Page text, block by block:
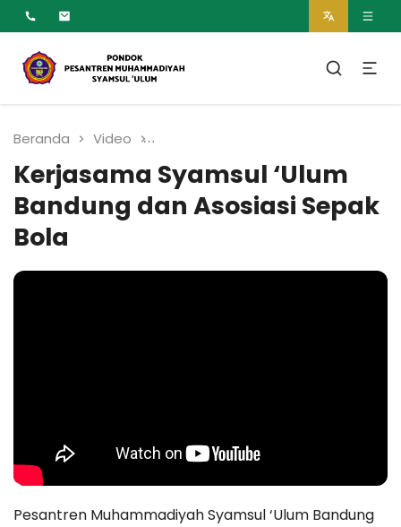
Pesantren Syamsul
Ulum Muhammadiyah
Beranda Video
Kerjasama Syamsul ‘Ulum
Bandung dan Asosiasi Sepak
Bola
Pesantren Muhammadiyah Syamsul ‘Ulum Bandung